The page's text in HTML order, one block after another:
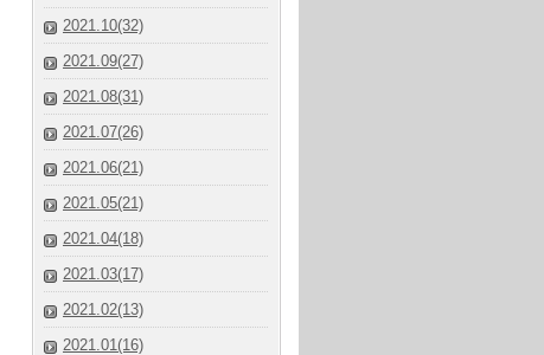
2021.10(32)
2021.09(27)
2021.08(31)
2021.07(26)
2021.06(21)
2021.05(21)
2021.04(18)
2021.03(17)
2021.02(13)
2021.01(16)